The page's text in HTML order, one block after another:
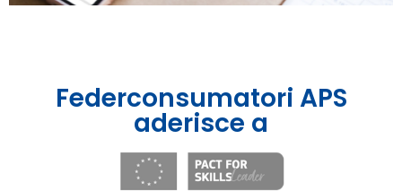
Federconsumatori APS
aderisce a